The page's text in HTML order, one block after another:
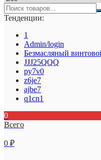
Тенденции:
1
Admin/login
Безмасляный
JJJ25QQQ
py7v0
z6je7
ajbe7
q1cn1
0
Всего
0 ₽